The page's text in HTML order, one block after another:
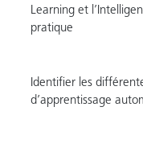
Learning et
pratique
Identifier les
d’apprentissage